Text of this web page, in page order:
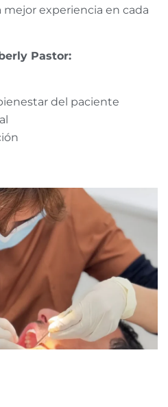
experiencia en cada
Pastor:
del paciente